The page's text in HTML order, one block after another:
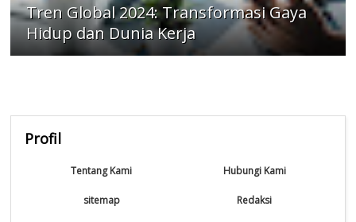
Tren Global 2024: Transformasi Gaya
Hidup dan Dunia Kerja
Profil
Tentang Kami Hubungi Kami
sitemap Redaksi